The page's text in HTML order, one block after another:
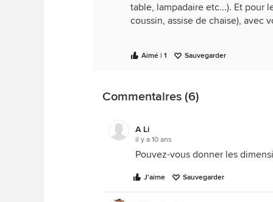
table, lampadaire etc...). Et pour
coussin, assise de chaise), avec
Aimé | 1 Sauvegarder
Commentaires (6)
A Li
il y a 10 ans
Pouvez-vous donner les
J'aime Sauvegarder